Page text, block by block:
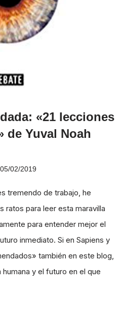
«21 lecciones
de Yuval Noah
05/02/2019
tremendo de trabajo, he
ratos para leer esta maravilla
para entender mejor el
inmediato. Si en Sapiens y
también en este blog,
y el futuro en el que